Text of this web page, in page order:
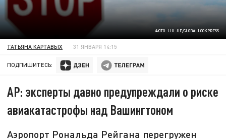
ФОТО: LIU JIE/GLOBALLOOKPRESS
ТАТЬЯНА КАРТАВЫХ 31 ЯНВАРЯ 14:15
ПОДПИШИТЕСЬ:
AP: эксперты давно предупреждали о риске
авиакатастрофы над Вашингтоном
Аэропорт Рональда Рейгана перегружен